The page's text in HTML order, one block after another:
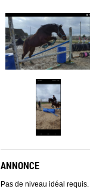
ANNONCE
Pas de niveau idéal